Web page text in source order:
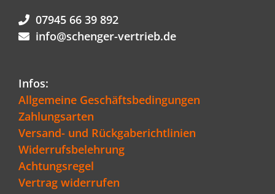
07945 66 39 892
info@schenger-vertrieb.de
Infos:
Allgemeine Geschäftsbedingungen
Zahlungsarten
Versand- und Rückgaberichtlinien
Widerrufsbelehrung
Achtungsregel
Vertrag widerrufen